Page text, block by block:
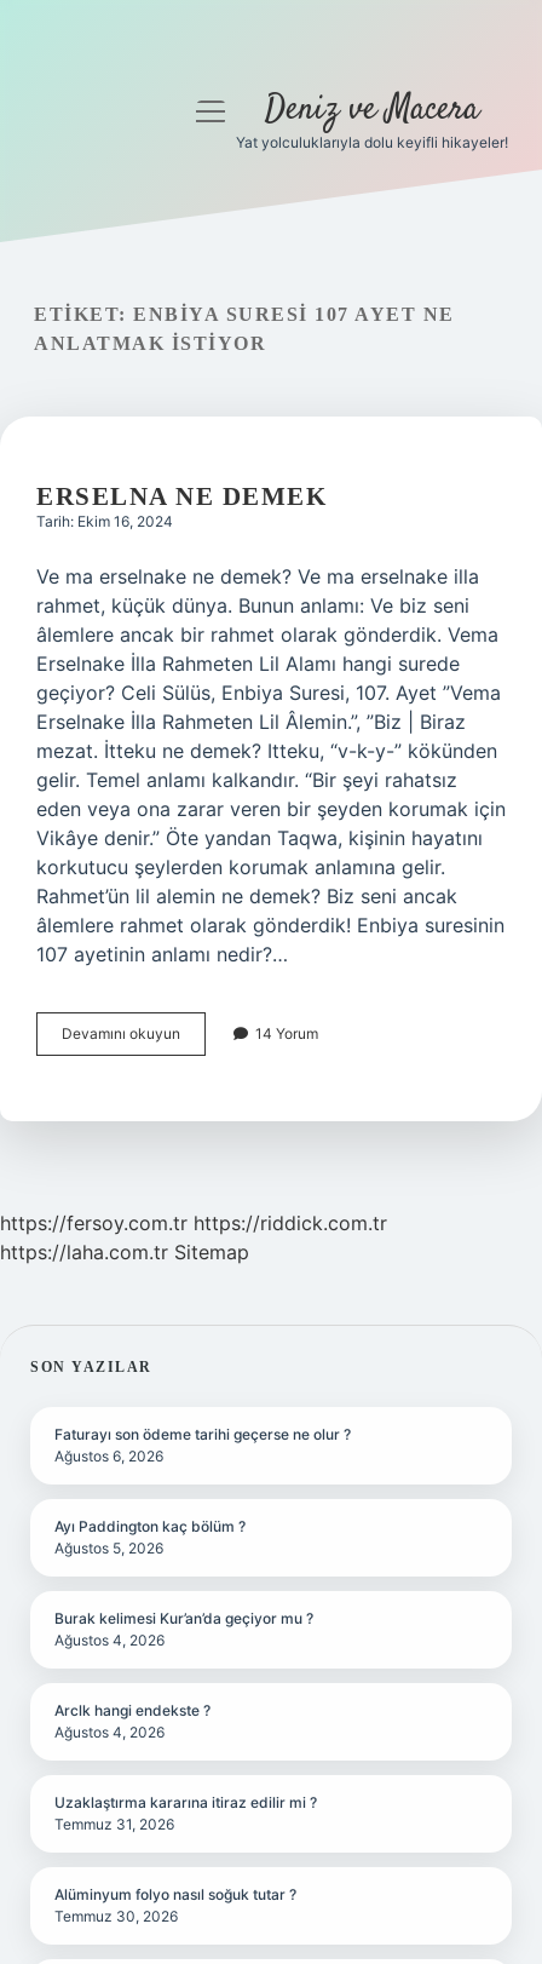
Gizlilik Politikası
Hakkımızda
menüyüDeniz ve Macera
Yat yolculuklarıyla dolu keyifli hikayeler!
ETIKET: ENBIYA SURESI 107 AYET NE
ANLATMAK ISTIYOR
ERSELNA NE DEMEK
Tarih: Ekim 16, 2024
Ve ma erselnake ne demek? Ve ma erselnake illa
rahmet, küçük dünya. Bunun anlamı: Ve biz seni
âlemlere ancak bir rahmet olarak gönderdik. Vema
Erselnake İlla Rahmeten Lil Alamı hangi surede
geçiyor? Celi Sülüs, Enbiya Suresi, 107. Ayet ”Vema
Erselnake İlla Rahmeten Lil Âlemin.”, ”Biz | Biraz
mezat. İtteku ne demek? Itteku, “v-k-y-” kökünden
gelir. Temel anlamı kalkandır. “Bir şeyi rahatsız
eden veya ona zarar veren bir şeyden korumak için
Vikâye denir.” Öte yandan Taqwa, kişinin hayatını
korkutucu şeylerden korumak anlamına gelir.
Rahmet’ün lil alemin ne demek? Biz seni ancak
âlemlere rahmet olarak gönderdik! Enbiya suresinin
107 ayetinin anlamı nedir?…
Devamını okuyun
Ne
14 Yorum
https://fersoy.com.tr https://riddick.com.tr
https://laha.com.tr Sitemap
SIDEBAR
SON YAZILAR
Faturayı son ödeme tarihi geçerse ne olur ?
Ağustos 6, 2026
Ayı Paddington kaç bölüm ?
Ağustos 5, 2026
Burak kelimesi Kur’an’da geçiyor mu ?
Ağustos 4, 2026
Arclk hangi endekste ?
Ağustos 4, 2026
Uzaklaştırma kararına itiraz edilir mi ?
Temmuz 31, 2026
Alüminyum folyo nasıl soğuk tutar ?
Temmuz 30, 2026